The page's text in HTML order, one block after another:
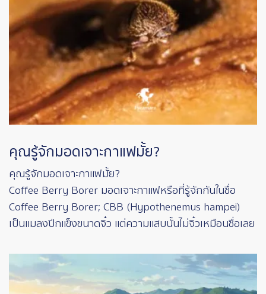
คุณรู้จักมอดเจาะกาแฟมั้ย?
คุณรู้จักมอดเจาะกาแฟมั้ย?
Coffee Berry Borer มอดเจาะกาแฟหรือที่รู้จักกันในชื่อ
Coffee Berry Borer; CBB (Hypothenemus hampei)
เป็นแมลงปีกแข็งขนาดจิ๋ว แต่ความแสบนั้นไม่จิ๋วเหมือนชื่อเลย